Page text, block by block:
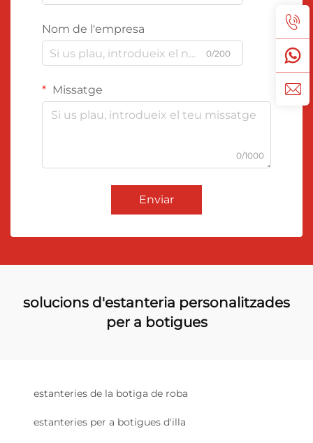
Nom de l'empresa
0/200
Missatge
0/1000
Enviar
solucions d'estanteria personalitzades
per a botigues
estanteries de la botiga de roba
estanteries per a botigues d'illa